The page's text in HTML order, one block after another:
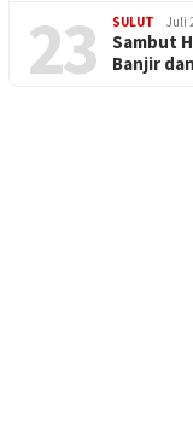
23 SULUT Juli
Sambut
Banjir